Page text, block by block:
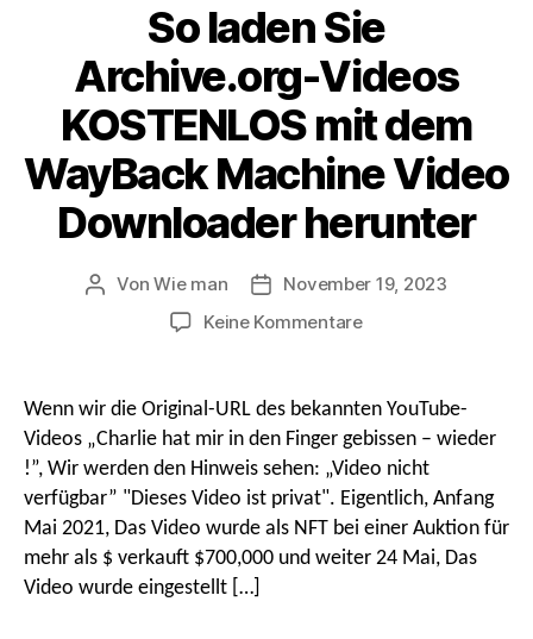
So laden Sie
Archive.org-Videos
KOSTENLOS mit dem
WayBack Machine Video
Downloader herunter
Beitragsautor
VonWie man
Nach
Datum
November 19, 2023
Keine KommentareAn
Sie
Archive.org-
Videos
KOSTENLOS
mit
dem
WayBack
Wenn wir die Original-URL des bekannten YouTube-
Videos „Charlie hat mir in den Finger gebissen – wieder
!”, Wir werden den Hinweis sehen: „Video nicht
verfügbar” "Dieses Video ist privat". Eigentlich, Anfang
Mai 2021, Das Video wurde als NFT bei einer Auktion für
mehr als $ verkauft $700,000 und weiter 24 Mai, Das
Video wurde eingestellt […]